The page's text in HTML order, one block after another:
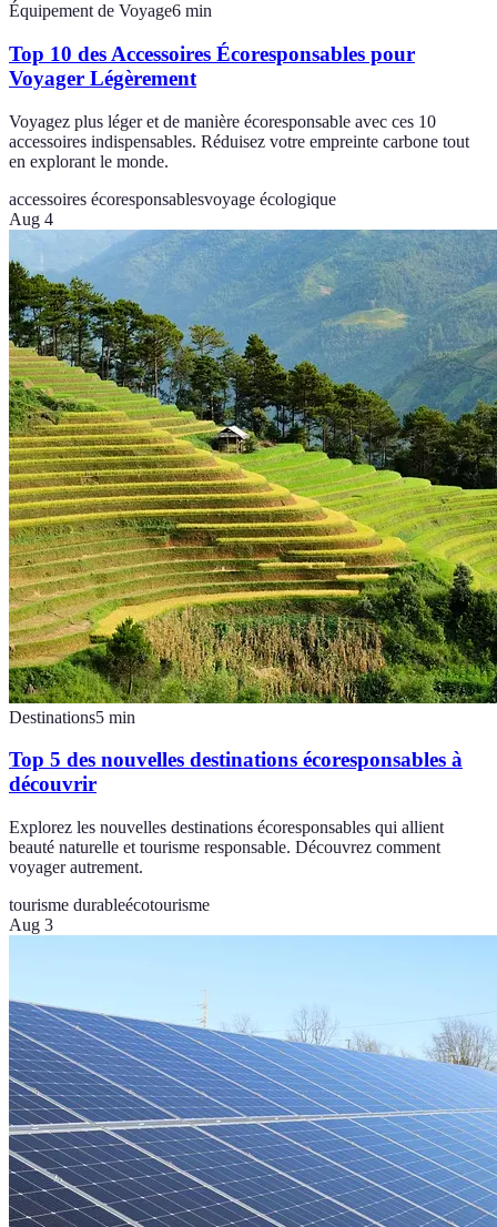
Équipement de Voyage6 min
Top 10 des Accessoires Écoresponsables pour
Voyager Légèrement
Voyagez plus léger et de manière écoresponsable avec ces 10
accessoires indispensables. Réduisez votre empreinte carbone tout
en explorant le monde.
accessoires écoresponsablesvoyage écologique
Aug 4
Destinations5 min
Top 5 des nouvelles destinations écoresponsables à
découvrir
Explorez les nouvelles destinations écoresponsables qui allient
beauté naturelle et tourisme responsable. Découvrez comment
voyager autrement.
tourisme durableécotourisme
Aug 3